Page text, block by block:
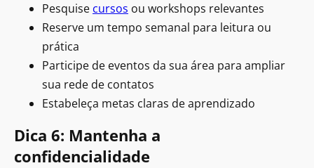
Pesquise cursos ou workshops relevantes
Reserve um tempo semanal para leitura ou
prática
Participe de eventos da sua área para ampliar
sua rede de contatos
Estabeleça metas claras de aprendizado
Dica 6: Mantenha a
confidencialidade